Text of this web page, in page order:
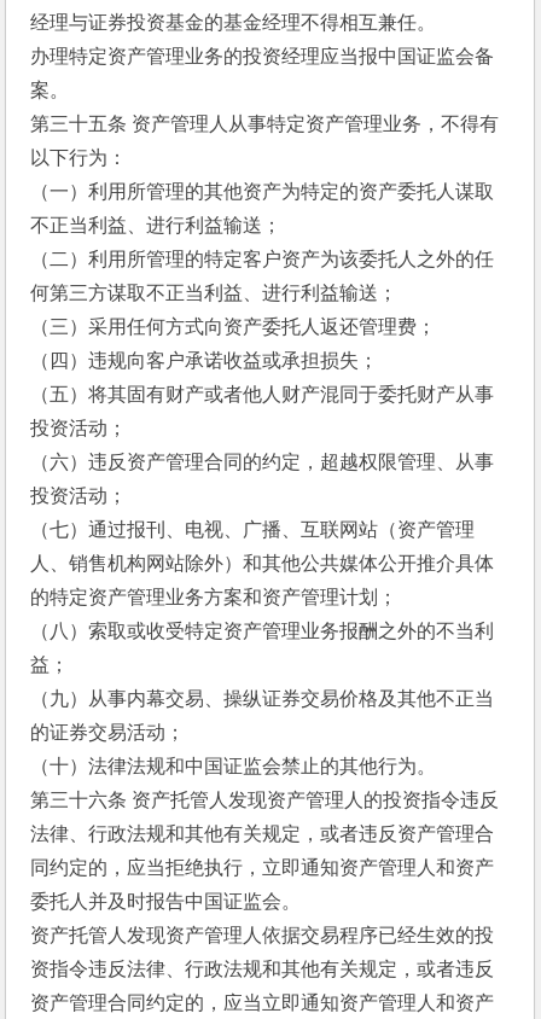
经理与证券投资基金的基金经理不得相互兼任。
办理特定资产管理业务的投资经理应当报中国证监会备
案。
第三十五条 资产管理人从事特定资产管理业务，不得有
以下行为：
（一）利用所管理的其他资产为特定的资产委托人谋取
不正当利益、进行利益输送；
（二）利用所管理的特定客户资产为该委托人之外的任
何第三方谋取不正当利益、进行利益输送；
（三）采用任何方式向资产委托人返还管理费；
（四）违规向客户承诺收益或承担损失；
（五）将其固有财产或者他人财产混同于委托财产从事
投资活动；
（六）违反资产管理合同的约定，超越权限管理、从事
投资活动；
（七）通过报刊、电视、广播、互联网站（资产管理
人、销售机构网站除外）和其他公共媒体公开推介具体
的特定资产管理业务方案和资产管理计划；
（八）索取或收受特定资产管理业务报酬之外的不当利
益；
（九）从事内幕交易、操纵证券交易价格及其他不正当
的证券交易活动；
（十）法律法规和中国证监会禁止的其他行为。
第三十六条 资产托管人发现资产管理人的投资指令违反
法律、行政法规和其他有关规定，或者违反资产管理合
同约定的，应当拒绝执行，立即通知资产管理人和资产
委托人并及时报告中国证监会。
资产托管人发现资产管理人依据交易程序已经生效的投
资指令违反法律、行政法规和其他有关规定，或者违反
资产管理合同约定的，应当立即通知资产管理人和资产